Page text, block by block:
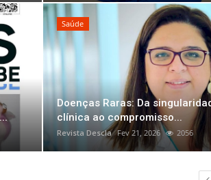
Saúde
Doenças Raras: Da
clínica ao compromisso...
Revista Descla Fev 21, 2026 2056